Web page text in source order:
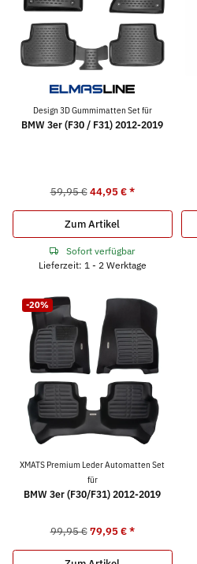
Design 3D Gummimatten Set für
BMW 3er (F30 / F31) 2012-2019
59,95 € 44,95 €*
Zum Artikel
Sofort verfügbar
Lieferzeit: 1 - 2 Werktage
-20%
XMATS Premium Leder Automatten Set
für
BMW 3er (F30/F31) 2012-2019
99,95 € 79,95 €*